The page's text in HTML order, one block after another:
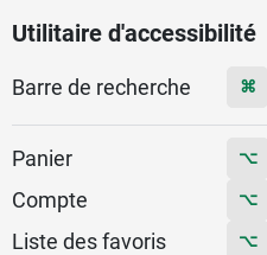
Utilitaire d'accessibilité
Barre de recherche ⌘
Panier ⌥
Compte ⌥
Liste des favoris ⌥
Menu